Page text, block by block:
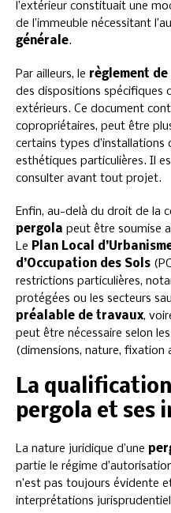
l’extérieur constituait une
de l’immeuble nécessitant
générale.
Par ailleurs, le règlement
des dispositions spécifiques
extérieurs. Ce document
copropriétaires, peut être
certains types
esthétiques particulières. Il
consulter avant tout projet.
Enfin, au-delà du droit de la
pergola peut être soumise
Le Plan Local
d’Occupation des Sols
restrictions particulières,
protégées ou les secteurs
préalable de travaux,
peut être nécessaire selon
(dimensions, nature, fixation
La
pergola et ses
La nature juridique d’une
partie le régime
n’est pas toujours évidente
interprétations